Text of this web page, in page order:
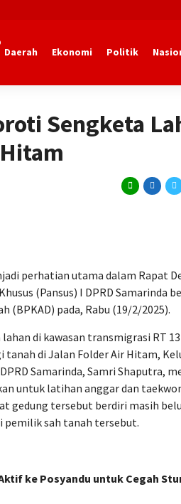
Daerah Ekonomi Politik
Sengketa
perhatian utama dalam Rapat
(Pansus) I DPRD Samarinda
(BPKAD) pada, Rabu (19/2/2025).
di kawasan transmigrasi RT 13
di Jalan Folder Air Hitam,
Samarinda, Samri Shaputra,
untuk latihan anggar dan
gedung tersebut berdiri masih
pemilik sah tanah tersebut.
ke Posyandu untuk Cegah